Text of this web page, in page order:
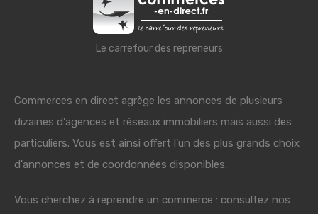
Le carrefour des repreneurs
Commerces en direct agrège les annonces de plusieurs
dizaines d'agences et réseaux immobiliers mais aussi des
particuliers. Vous est ainsi offert l'un des plus grands choix
d'annonces et de coordonnées disponibles.
Vous cherchez à reprendre un commerce : consultez nos